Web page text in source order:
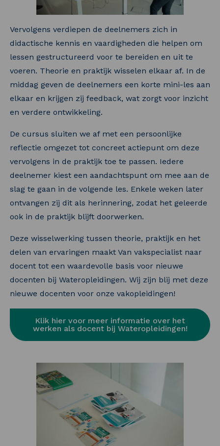
Vervolgens verdiepen de deelnemers zich in
didactische kennis en vaardigheden die helpen om
lessen gestructureerd voor te bereiden en uit te
voeren. Theorie en praktijk wisselen elkaar af. In de
middag geven de deelnemers een korte mini-les aan
elkaar en krijgen zij feedback, wat zorgt voor inzicht
en verdere ontwikkeling.
De cursus sluiten we af met een persoonlijke
reflectie omgezet tot concreet actiepunt om deze
vervolgens in de praktijk toe te passen. Iedere
deelnemer kiest een aandachtspunt om mee aan de
slag te gaan in de volgende les. Enkele weken later
ontvangen zij dit als herinnering, zodat het geleerde
ook in de praktijk blijft doorwerken.
Deze wisselwerking tussen theorie, praktijk en het
delen van ervaringen maakt Van vakspecialist naar
docent tot een waardevolle basis voor nieuwe
docenten bij Wateropleidingen. Wij zijn blij met deze
nieuwe docenten voor onze vakopleidingen!
Klik hier voor meer informatie over het
werken als docent bij Wateropleidingen!